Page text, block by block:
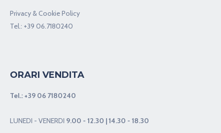
Privacy & Cookie Policy
Tel.: +39 06.7180240
ORARI VENDITA
Tel.: +39 06 7180240
LUNEDI - VENERDI 9.00 - 12.30 | 14.30 - 18.30